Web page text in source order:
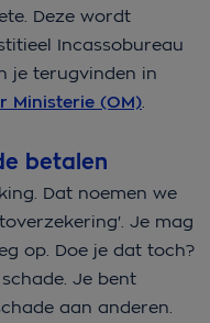
Deze wordt
Incassobureau
je terugvinden in
Ministerie (OM).
betalen
Dat noemen we
Je mag
op. Doe je dat toch?
Je bent
aan anderen.